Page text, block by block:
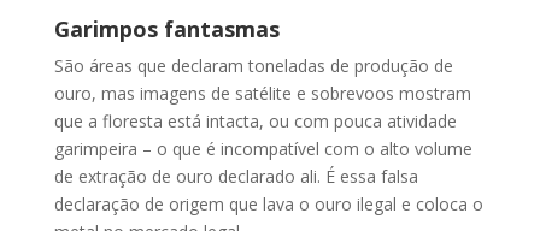
Garimpos fantasmas
São áreas que declaram toneladas de produção de
ouro, mas imagens de satélite e sobrevoos mostram
que a floresta está intacta, ou com pouca atividade
garimpeira – o que é incompatível com o alto volume
de extração de ouro declarado ali. É essa falsa
declaração de origem que lava o ouro ilegal e coloca o